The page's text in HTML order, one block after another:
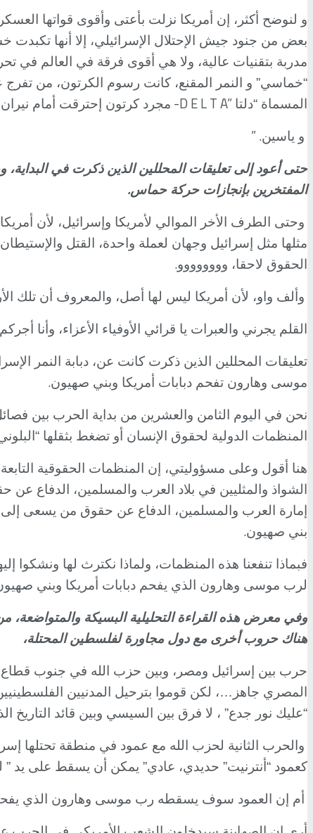
و لنوضح أكثر، إن أمريكا نزلت بأعتى وأقوى قواتها
بعض من جنود جيش الإحتلال الإسرائيلي، إلا أنها تكبدت
مدربة بتقنيات عالية، ولا هي أقوى فرقة في العالم في
“خماسي” و النمر المقنع، كانت رسوم الكرتون، من تفرج
المسماة “دلتا -D E L T A” مجرد كرتون إحترقت أمام
و ياسين” .
حتى أعود إلى تعليقات المحللين الذين ذكرت في
المفتخرين بإنجازات حركة حماس.
وحتى الطرف الأخر الموالي لأمريكا وإسرائيل، لأن
مثلها مثل إسرائيل وجهان لعملة واحدة، القتل
الحقوق لاحقا، وووووووو.
وألف واو، لأن أمريكا ليس لها أصل، والمعروف أن تلك
القلم يجرني والعبرات يا قرائي الأوفياء الأعزاء، وأنا
تعليقات المحللين الذين ذكرت كانت عن، دبابة النمر الإسرائيلية الصنع،
موسى وهارون تفحم دبابات أمريكا وبني صهيون.
نحن في اليوم الثامن والعشرين من بداية الحرب بين
المنظمات الدولية لحقوق الإنسان أو تضغط بثقلها
هنا أقول وعلى مسؤوليتي، إن المنظمات الحقوقية
الشواذ والمثليين في بلاد العرب والمسلمين، الدفاع
إمارة العرب والمسلمين، الدفاع عن حقوق من يسعى إلى
بني صهيون.
فبماذا تنفعنا هذه المنظمات، ولماذا نكترث لها ونشكوا
لرب موسى وهارون الذي يفحم دبابات أمريكا وبني
وفي معرض هذه القراءة التحليلية البسيكة
هناك حروب أخرى مع دول مجاورة لفلسطين المحتلة،
حرب بين إسرائيل ومصر، وبين حزب الله في جنوب قطاع
المصري جاهز…، لكن قوموا بترحيل المدنيين
“عليك نور جدع” ، لا فرق بين السيسي وبين قائد
والحرب الثانية لحزب الله مع عمود في منطقة تحتلها
كعمود “أنترنيت” حديدي، عادي” يمكن أن يسقط على يد
أم إن العمود سوف يسقطه رب موسى وهارون الذي